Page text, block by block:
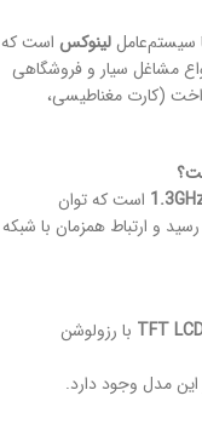
لینوکس است که
مشاغل سیار و فروشگاهی
(کارت مغناطیسی،
است که توان
و ارتباط همزمان با شبکه
با رزولوشن
این مدل وجود دارد.